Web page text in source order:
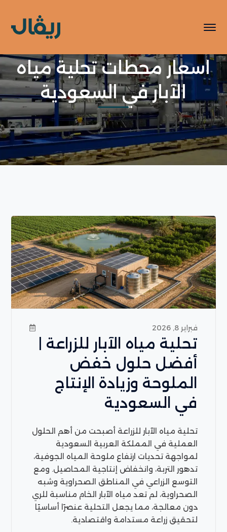
اسعار محطات تحلية مياه
الآبار في السعودية
فبراير 8, 2026
تحلية مياه الآبار للزراعة |
أفضل حلول خفض
الملوحة وزيادة الإنتاج
في السعودية
تحلية مياه الآبار للزراعة أصبحت من أهم الحلول
العملية في المملكة العربية السعودية
لمواجهة تحديات ارتفاع ملوحة المياه الجوفية،
تدهور التربة، وانخفاض إنتاجية المحاصيل. ومع
التوسع الزراعي في المناطق الصحراوية وشبه
الصحراوية، لم تعد مياه الآبار الخام مناسبة للري
دون معالجة، مما يجعل التحلية عنصرًا أساسيًا
لتحقيق زراعة مستدامة واقتصادية.